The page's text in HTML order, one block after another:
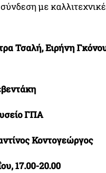
με
Τσαλή, Ειρήνη
ΓΠΑ
Κοντογεώργος
17.00-20.00